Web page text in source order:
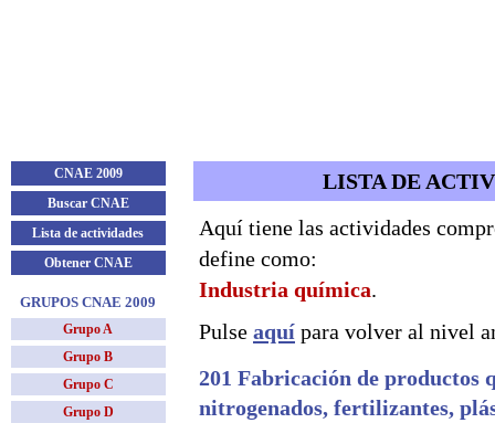
LISTA DE
Aquí tiene las actividades
define como:
Industria química.
Pulse aquí para volver al nivel
201 Fabricación de productos
nitrogenados, fertilizantes,
CNAE 2009
Buscar CNAE
Lista de actividades
Obtener CNAE
GRUPOS CNAE 2009
Grupo A
Grupo B
Grupo C
Grupo D